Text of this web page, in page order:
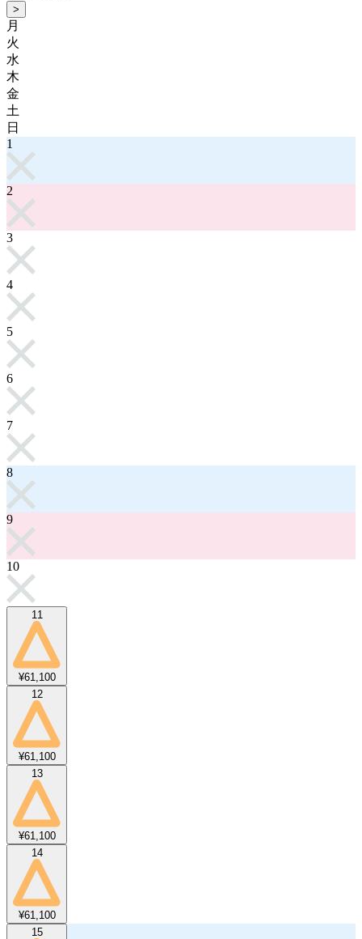
>
月
火
水
木
金
土
日
1
2
3
4
5
6
7
8
9
10
11
¥61,100
12
¥61,100
13
¥61,100
14
¥61,100
15